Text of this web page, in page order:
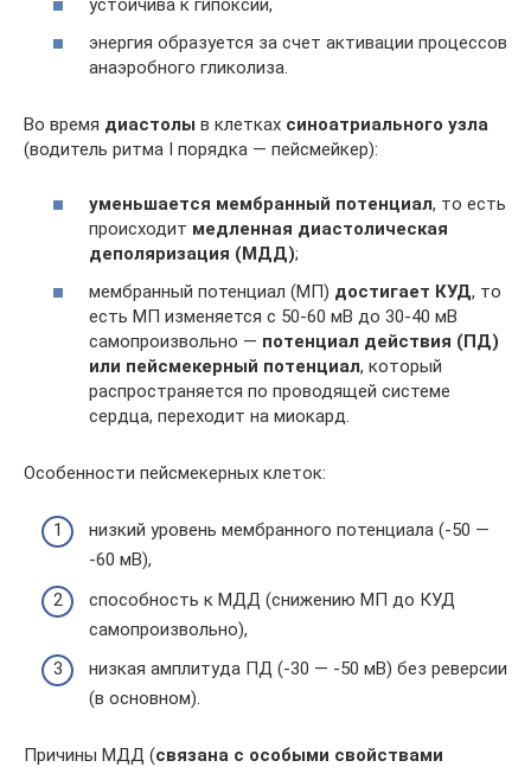
устойчива к гипоксии,
энергия образуется за счет активации процессов
анаэробного гликолиза.
Во время диастолы в клетках синоатриального узла
(водитель ритма I порядка — пейсмейкер):
уменьшается мембранный потенциал, то есть
происходит медленная диастолическая
деполяризация (МДД);
мембранный потенциал (МП) достигает КУД, то
есть МП изменяется с 50-60 мВ до 30-40 мВ
самопроизвольно — потенциал действия (ПД)
или пейсмекерный потенциал, который
распространяется по проводящей системе
сердца, переходит на миокард.
Особенности пейсмекерных клеток:
низкий уровень мембранного потенциала (-50 —
-60 мВ),
способность к МДД (снижению МП до КУД
самопроизвольно),
низкая амплитуда ПД (-30 — -50 мВ) без реверсии
(в основном).
Причины МДД (связана с особыми свойствами